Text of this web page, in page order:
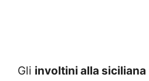
Gli involtini alla siciliana